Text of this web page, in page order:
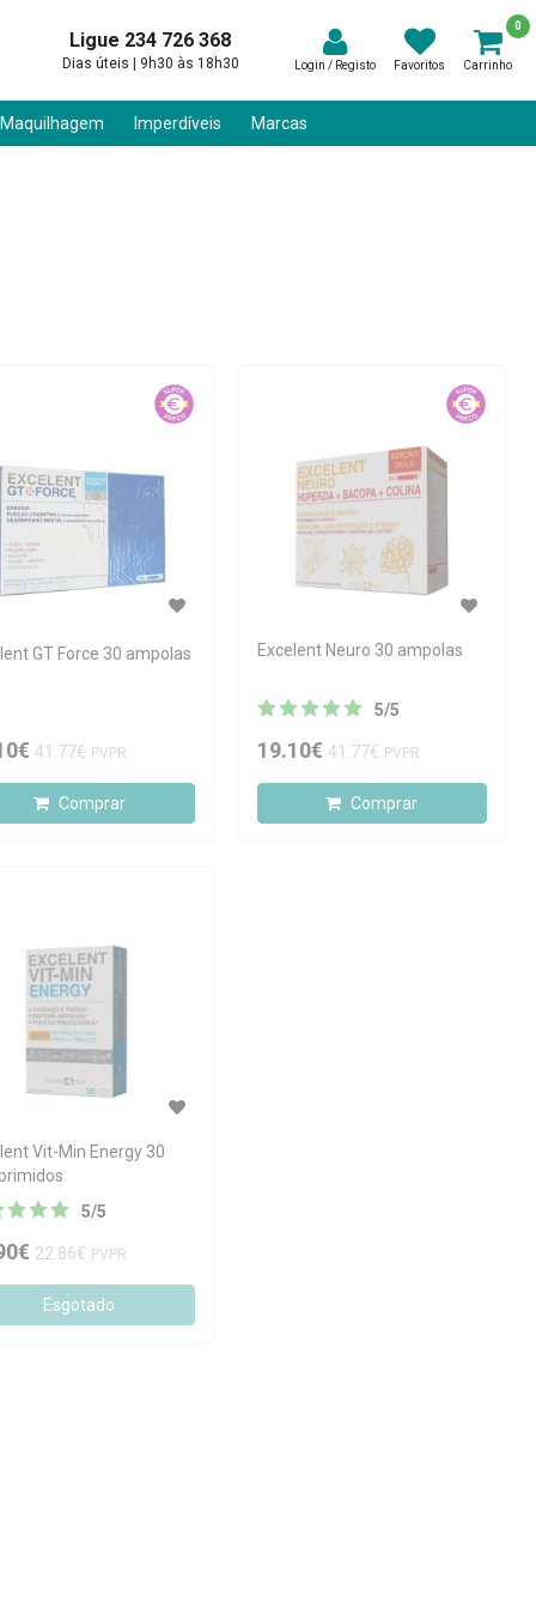
Ligue 234 726 368
Dias úteis | 9h30 às 18h30 Login / Registo Favoritos Carrinho
0
Imperdíveis Marcas
GT Force 30 ampolas
41.77€ PVPR
Comprar
Excelent Neuro 30 ampolas
5/5
19.10€ 41.77€ PVPR
Comprar
Vit-Min Energy 30
5/5
22.86€ PVPR
Esgotado